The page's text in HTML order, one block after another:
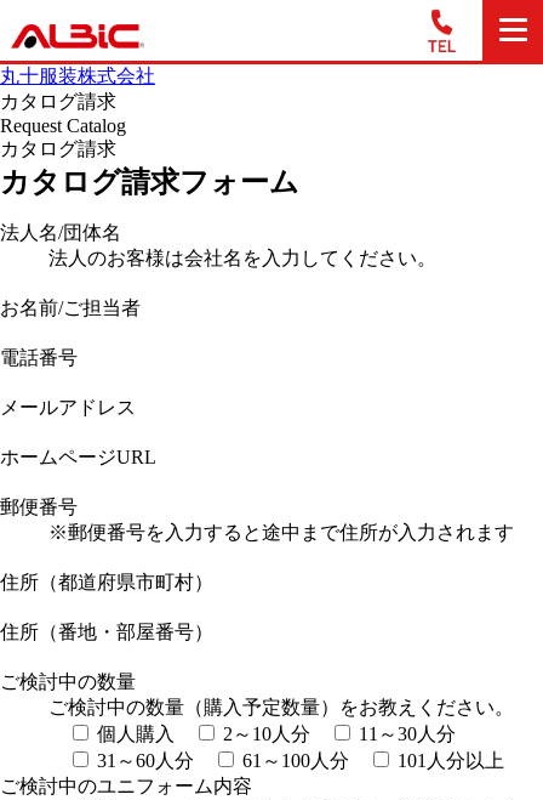
丸十服装株式会社
カタログ請求
Request Catalog
カタログ請求
カタログ請求フォーム
法人名/団体名
法人のお客様は会社名を入力してください。
お名前/ご担当者
電話番号
メールアドレス
ホームページURL
郵便番号
※郵便番号を入力すると途中まで住所が入力されます
住所（都道府県市町村）
住所（番地・部屋番号）
ご検討中の数量
ご検討中の数量（購入予定数量）をお教えください。
個人購入
2～10人分
11～30人分
31～60人分
61～100人分
101人分以上
ご検討中のユニフォーム内容